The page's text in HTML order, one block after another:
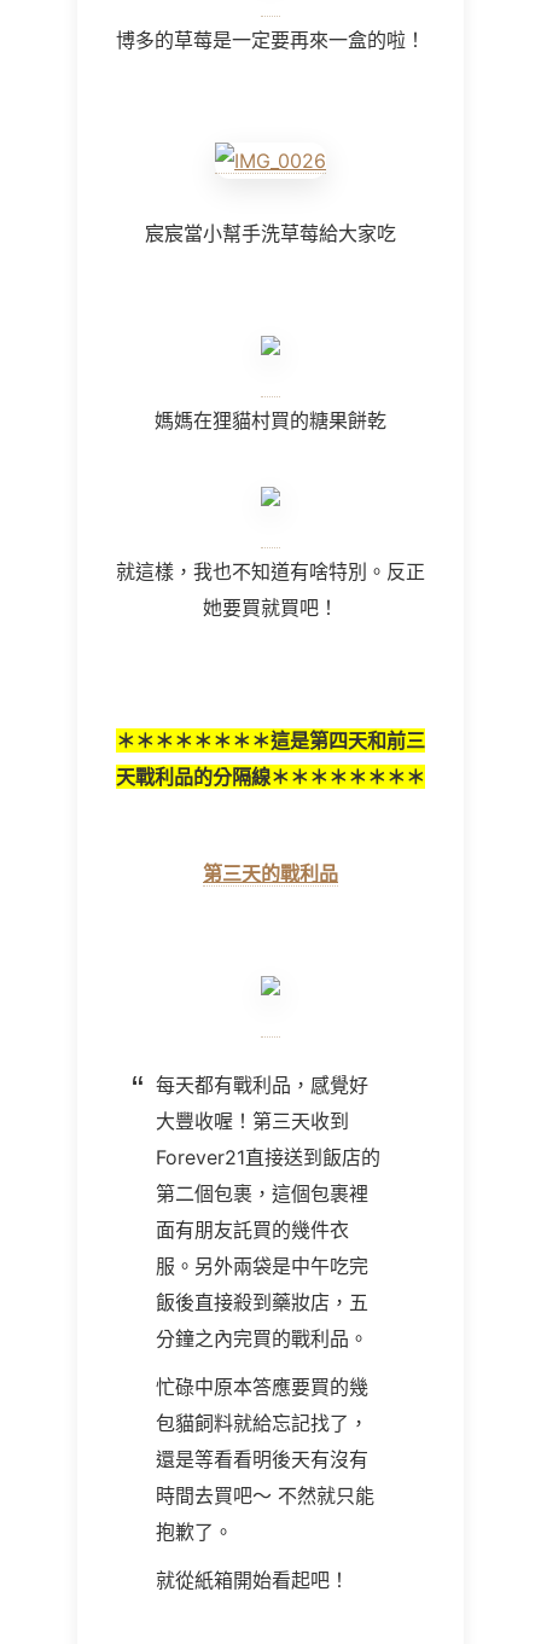
博多的草莓是一定要再來一盒的啦！
宸宸當小幫手洗草莓給大家吃
媽媽在狸貓村買的糖果餅乾
就這樣，我也不知道有啥特別。反正
她要買就買吧！
＊＊＊＊＊＊＊＊這是第四天和前三
天戰利品的分隔線＊＊＊＊＊＊＊＊
第三天的戰利品
每天都有戰利品，感覺好
大豐收喔！第三天收到
Forever21直接送到飯店的
第二個包裹，這個包裹裡
面有朋友託買的幾件衣
服。另外兩袋是中午吃完
飯後直接殺到藥妝店，五
分鐘之內完買的戰利品。
忙碌中原本答應要買的幾
包貓飼料就給忘記找了，
還是等看看明後天有沒有
時間去買吧～ 不然就只能
抱歉了。
就從紙箱開始看起吧！